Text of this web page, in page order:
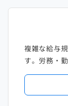
複雑な給与
す。労務・